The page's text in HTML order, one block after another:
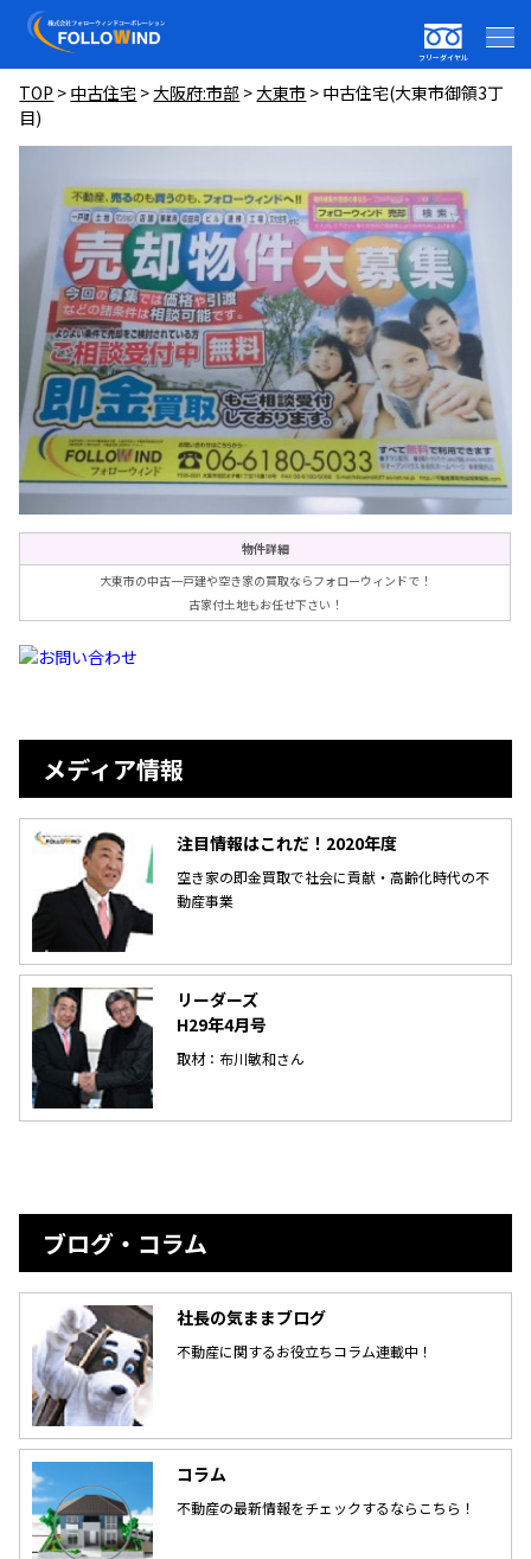
フリーダイヤル
TOP > 中古住宅 >大阪府:市部 >大東市 > 中古住宅(大東市御領3丁
目)
物件詳細
大東市の中古一戸建や空き家の買取ならフォローウィンドで！
古家付土地もお任せ下さい！
メディア情報
注目情報はこれだ！2020年度
空き家の即金買取で社会に貢献・高齢化時代の不
動産事業
リーダーズ
H29年4月号
取材：布川敏和さん
ブログ・コラム
社長の気ままブログ
不動産に関するお役立ちコラム連載中！
コラム
不動産の最新情報をチェックするならこちら！